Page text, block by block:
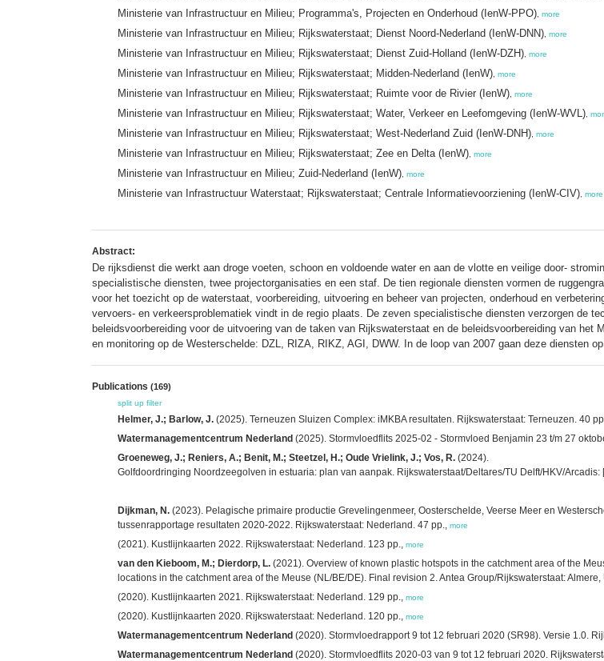
Ministerie van Infrastructuur en Milieu; Programma's, Projecten en Onderhoud (IenW-PPO) more
Ministerie van Infrastructuur en Milieu; Rijkswaterstaat; Dienst Noord-Nederland (IenW-DNN) more
Ministerie van Infrastructuur en Milieu; Rijkswaterstaat; Dienst Zuid-Holland (IenW-DZH) more
Ministerie van Infrastructuur en Milieu; Rijkswaterstaat; Midden-Nederland (IenW) more
Ministerie van Infrastructuur en Milieu; Rijkswaterstaat; Ruimte voor de Rivier (IenW) more
Ministerie van Infrastructuur en Milieu; Rijkswaterstaat; Water, Verkeer en Leefomgeving (IenW-WVL)
Ministerie van Infrastructuur en Milieu; Rijkswaterstaat; West-Nederland Zuid (IenW-DNH) more
Ministerie van Infrastructuur en Milieu; Rijkswaterstaat; Zee en Delta (IenW) more
Ministerie van Infrastructuur en Milieu; Zuid-Nederland (IenW) more
Ministerie van Infrastructuur Waterstaat; Rijkswaterstaat; Centrale Informatievoorziening (IenW-CIV) more
Abstract:
De rijksdienst die werkt aan droge voeten, schoon en voldoende water en aan de vlotte en veilige door-
specialistische diensten, twee projectorganisaties en een staf. De tien regionale diensten vormen de
voor het toezicht op de waterstaat, voorbereiding, uitvoering en beheer van projecten, onderhoud en
vervoers- en verkeersproblematiek vindt in de regio plaats. De zeven specialistische diensten verzorgen de
beleidsvoorbereiding voor de uitvoering van de taken van Rijkswaterstaat en de beleidsvoorbereiding van
en monitoring op de Westerschelde: DZL, RIZA, RIKZ, AGI, DWW. In de loop van 2007 gaan deze diensten
Publications (169)
split up filter
Helmer, J.; Barlow, J. (2025). Terneuzen Sluizen Complex: iMKBA resultaten. Rijkswaterstaat: Terneuzen. 40
Watermanagementcentrum Nederland (2025). Stormvloedflits 2025-02 - Stormvloed Benjamin 23 t/m 27
Groeneweg, J.; Reniers, A.; Benit, M.; Steetzel, H.; Oude Vrielink, J.; Vos, R. (2024).
Golfdoordringing Noordzeegolven in estuaria: plan van aanpak. Rijkswaterstaat/Deltares/TU Delft/HKV/Arcadis:
Dijkman, N. (2023). Pelagische primaire productie Grevelingenmeer, Oosterschelde, Veerse Meer en
tussenrapportage resultaten 2020-2022. Rijkswaterstaat: Nederland. 47 pp., more
(2021). Kustlijnkaarten 2022. Rijkswaterstaat: Nederland. 123 pp., more
van den Kieboom, M.; Dierdorp, L. (2021). Overview of known plastic hotspots in the catchment area of the
locations in the catchment area of the Meuse (NL/BE/DE). Final revision 2. Antea Group/Rijkswaterstaat: Almere,
(2020). Kustlijnkaarten 2021. Rijkswaterstaat: Nederland. 129 pp., more
(2020). Kustlijnkaarten 2020. Rijkswaterstaat: Nederland. 120 pp., more
Watermanagementcentrum Nederland (2020). Stormvloedrapport 9 tot 12 februari 2020 (SR98). Versie 1.0.
Watermanagementcentrum Nederland (2020). Stormvloedflits 2020-03 van 9 tot 12 februari 2020.